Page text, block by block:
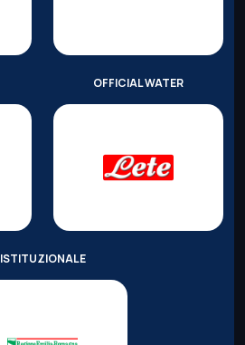
OFFICIAL WATER
ISTITUZIONALE